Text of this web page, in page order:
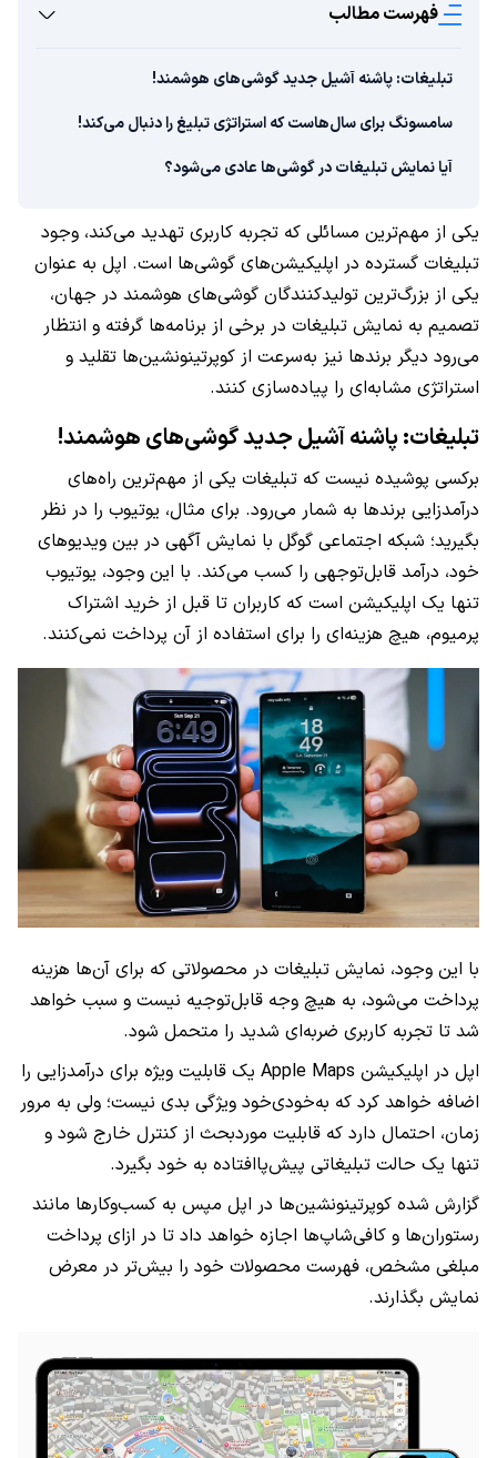
فهرست مطالب
تبلیغات:‌ پاشنه آشیل جدید گوشی‌های هوشمند!
سامسونگ برای سال‌هاست که استراتژی تبلیغ را دنبال می‌کند!
آیا نمایش تبلیغات در گوشی‌ها عادی می‌شود؟
یکی از مهم‌ترین مسائلی که تجربه کاربری تهدید می‌کند، وجود
تبلیغات گسترده در اپلیکیشن‌های گوشی‌ها است. اپل به عنوان
یکی از بزرگ‌ترین تولیدکنندگان گوشی‌های هوشمند در جهان،
تصمیم به نمایش تبلیغات در برخی از برنامه‌ها گرفته و انتظار
می‌رود دیگر برندها نیز به‌سرعت از کوپرتینونشین‌ها تقلید و
استراتژی مشابه‌ای را پیاده‌سازی کنند.
تبلیغات:‌ پاشنه آشیل جدید گوشی‌های هوشمند!
برکسی پوشیده نیست که تبلیغات یکی از مهم‌ترین راه‌های
درآمدزایی برندها به شمار می‌رود. برای مثال، یوتیوب را در نظر
بگیرید؛‌ شبکه اجتماعی گوگل با نمایش آگهی در بین ویدیو‌های
خود، درآمد قابل‌توجهی را کسب می‌کند. با این وجود، یوتیوب
تنها یک اپلیکیشن است که کاربران تا قبل از خرید اشتراک
پرمیوم، هیچ هزینه‌ای را برای استفاده از آن پرداخت نمی‌کنند.
با این وجود، نمایش تبلیغات در محصولاتی که برای آن‌ها هزینه‌
پرداخت می‌شود، به‌ هیچ وجه قابل‌توجیه نیست و سبب خواهد
شد تا تجربه کاربری ضربه‌ای شدید را متحمل شود.
اپل در اپلیکیشن Apple Maps یک قابلیت ویژه برای درآمدزایی را
اضافه خواهد کرد که به‌خودی‌خود ویژگی بدی نیست؛ ولی به مرور
زمان، احتمال دارد که قابلیت موردبحث از کنترل خارج شود و
تنها یک حالت تبلیغاتی پیش‌پاافتاده به خود بگیرد.
گزارش شده کوپرتینونشین‌ها در اپل مپس به کسب‌وکارها مانند
رستوران‌ها و کافی‌شاپ‌ها اجازه خواهد داد تا در ازای پرداخت
مبلغی مشخص، فهرست محصولات خود را بیش‌تر در معرض
نمایش بگذارند.